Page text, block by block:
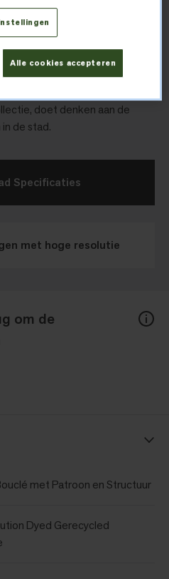
doet denken aan de
de stad.
om de
met Patroon en Structuur
Dyed Gerecycled
met hoge resolutie
Specificaties
Alle cookies accepteren